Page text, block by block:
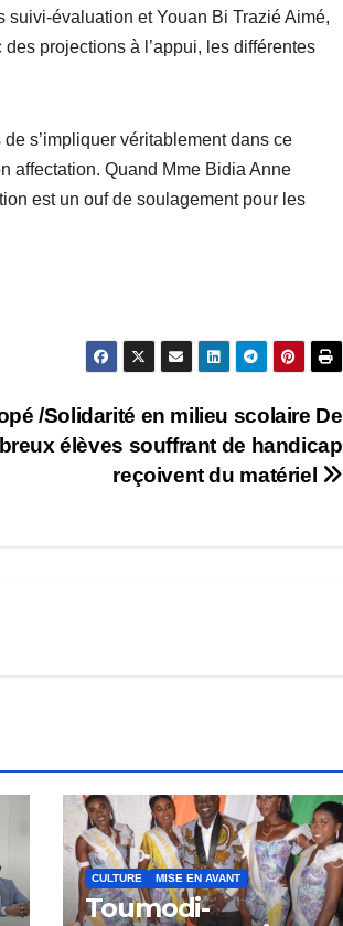
évaluation et Youan Bi Trazié Aimé,
projections à l’appui, les différentes
s’impliquer véritablement dans ce
affectation. Quand Mme Bidia Anne
est un ouf de soulagement pour les
/Solidarité en milieu scolaire De
élèves souffrant de handicap
reçoivent du matériel
CULTURE MISE EN AVANT
Toumodi-